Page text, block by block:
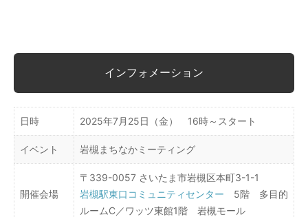
インフォメーション
日時 2025年7月25日（金） 16時～スタート
イベント 岩槻まちなかミーティング
開催会場
〒339-0057 さいたま市岩槻区本町3-1-1
岩槻駅東口コミュニティセンター 5階 多目的
ルームC／ワッツ東館1階 岩槻モール